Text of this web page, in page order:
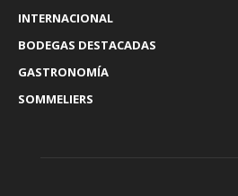
INTERNACIONAL
BODEGAS DESTACADAS
GASTRONOMÍA
SOMMELIERS